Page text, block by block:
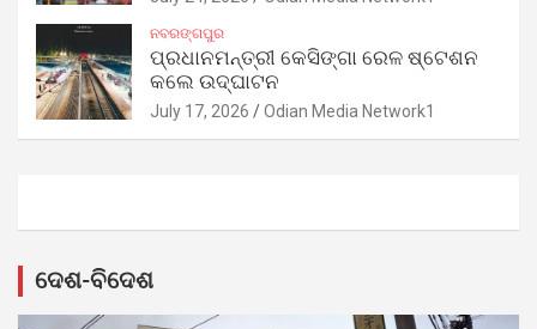
ନବରଙ୍ଗପୁର
ପ୍ରଧାନମନ୍ତ୍ରୀ କେସିଙ୍ଗା ରେଳ ଷ୍ଟେଶନ
କଲେ ଉଦ୍‌ଘାଟନ
July 17, 2026 Odian Media Network1
ଦେଶ-ବିଦେଶ